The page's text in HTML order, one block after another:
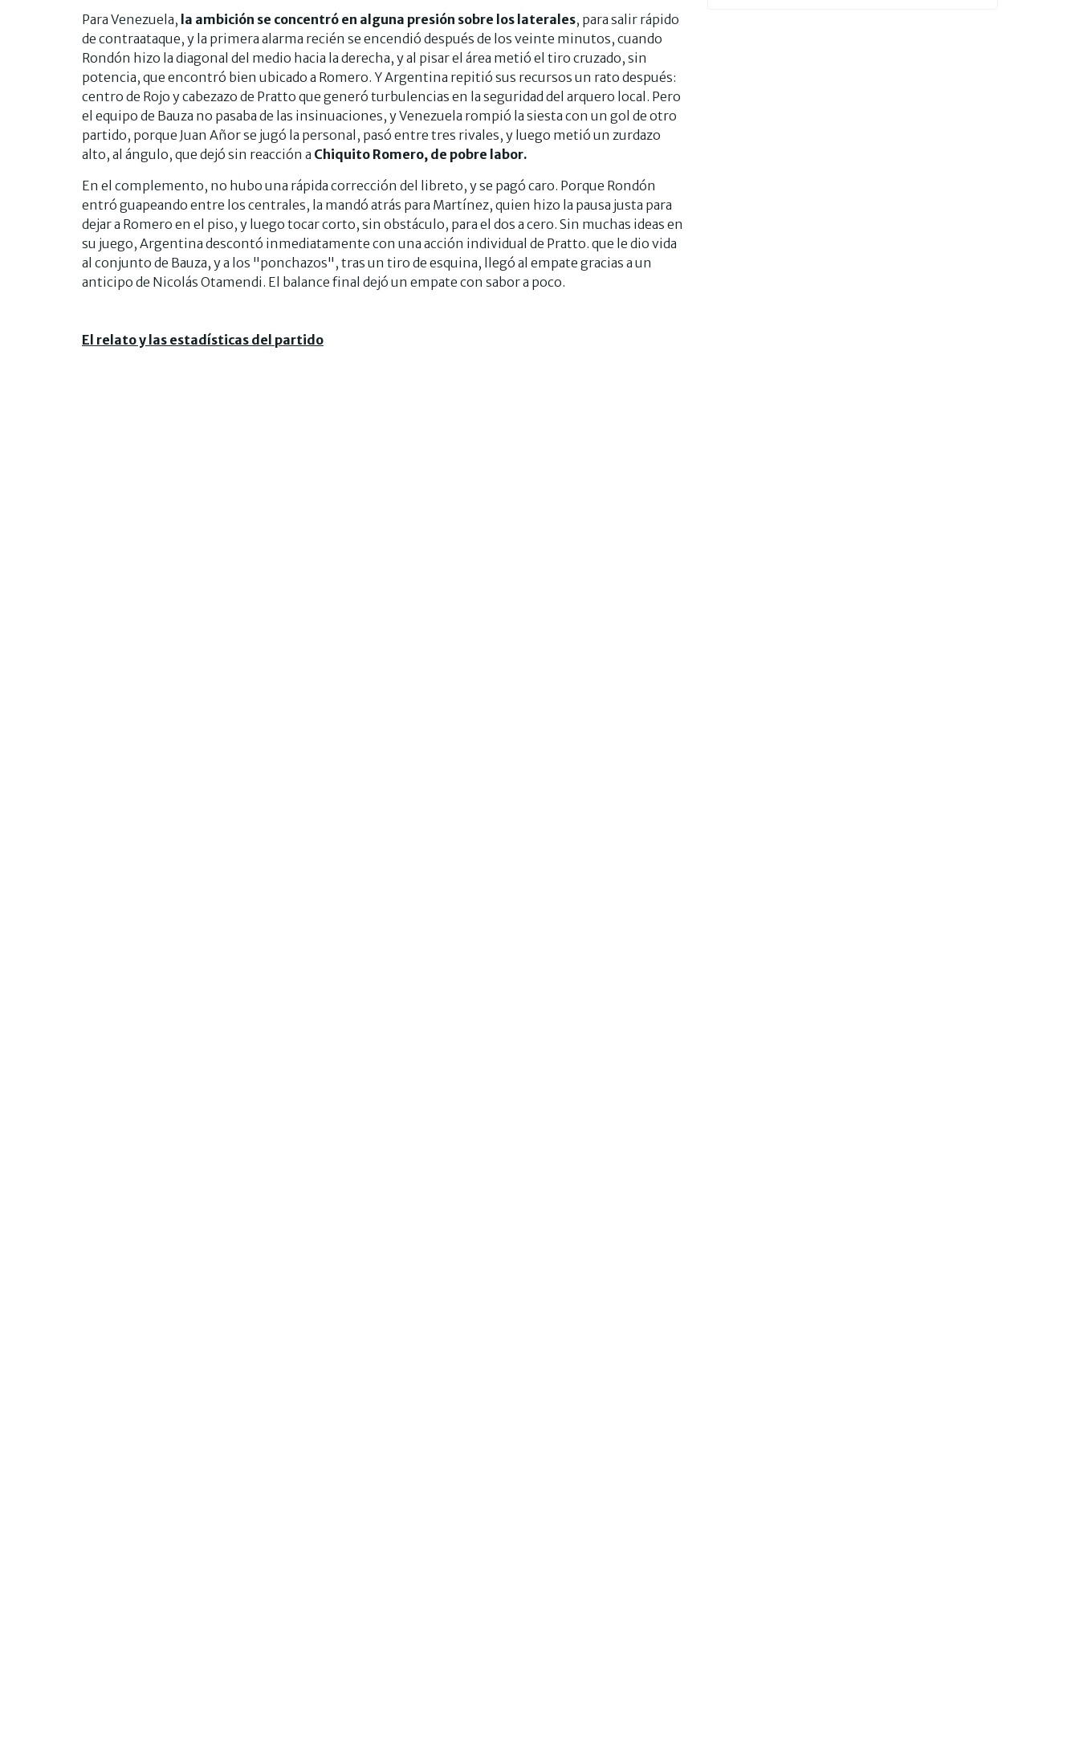
Para Venezuela, la ambición se concentró en alguna presión sobre los laterales, para salir rápido
de contraataque, y la primera alarma recién se encendió después de los veinte minutos, cuando
Rondón hizo la diagonal del medio hacia la derecha, y al pisar el área metió el tiro cruzado, sin
potencia, que encontró bien ubicado a Romero. Y Argentina repitió sus recursos un rato después:
centro de Rojo y cabezazo de Pratto que generó turbulencias en la seguridad del arquero local. Pero
el equipo de Bauza no pasaba de las insinuaciones, y Venezuela rompió la siesta con un gol de otro
partido, porque Juan Añor se jugó la personal, pasó entre tres rivales, y luego metió un zurdazo
alto, al ángulo, que dejó sin reacción a Chiquito Romero, de pobre labor.
En el complemento, no hubo una rápida corrección del libreto, y se pagó caro. Porque Rondón
entró guapeando entre los centrales, la mandó atrás para Martínez, quien hizo la pausa justa para
dejar a Romero en el piso, y luego tocar corto, sin obstáculo, para el dos a cero. Sin muchas ideas en
su juego, Argentina descontó inmediatamente con una acción individual de Pratto. que le dio vida
al conjunto de Bauza, y a los "ponchazos", tras un tiro de esquina, llegó al empate gracias a un
anticipo de Nicolás Otamendi. El balance final dejó un empate con sabor a poco.
El relato y las estadísticas del partido